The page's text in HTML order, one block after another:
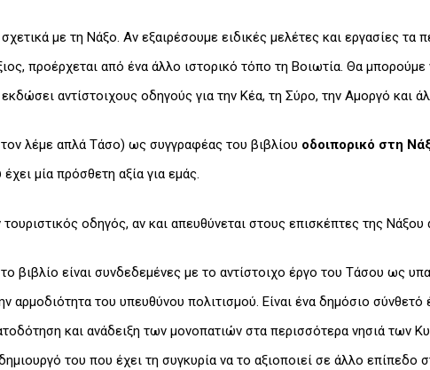
με τη Νάξο. Αν εξαιρέσουμε ειδικές μελέτες και εργασίες τα
προέρχεται από ένα άλλο ιστορικό τόπο τη Βοιωτία. Θα
αντίστοιχους οδηγούς για την Κέα, τη Σύρο, την Αμοργό και
λέμε απλά Τάσο) ως συγγραφέας του βιβλίου οδοιπορικό στη
μία πρόσθετη αξία για εμάς.
τουριστικός οδηγός, αν και απευθύνεται στους επισκέπτες της
βιβλίο είναι συνδεδεμένες με το αντίστοιχο έργο του Τάσου ως
αρμοδιότητα του υπευθύνου πολιτισμού. Είναι ένα δημόσιο
και ανάδειξη των μονοπατιών στα περισσότερα νησιά των
του που έχει τη συγκυρία να το αξιοποιεί σε άλλο επίπεδο